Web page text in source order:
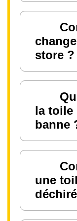
store ?
la toile
banne
une